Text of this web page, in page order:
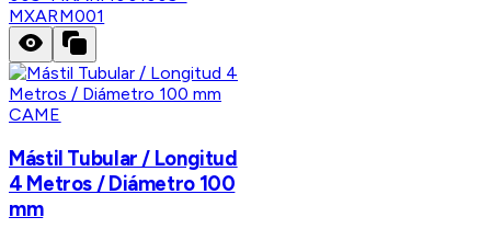
MXARM001
CAME
Mástil Tubular / Longitud
4 Metros / Diámetro 100
mm